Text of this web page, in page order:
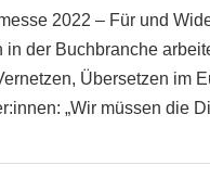
2022 – Für und
in der Buchbranche
Übersetzen im
„Wir müssen die